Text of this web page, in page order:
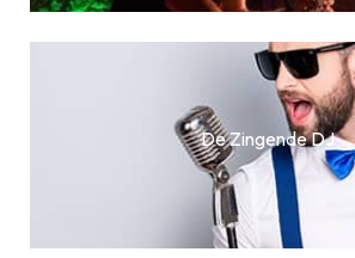
De Zingende DJ